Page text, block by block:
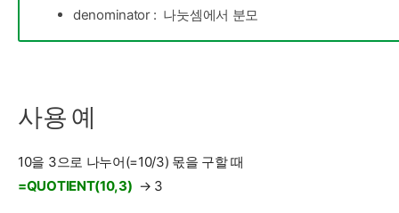
denominator : 나눗셈에서 분모
사용 예
10을 3으로 나누어(=10/3) 몫을 구할 때
=QUOTIENT(10,3) → 3